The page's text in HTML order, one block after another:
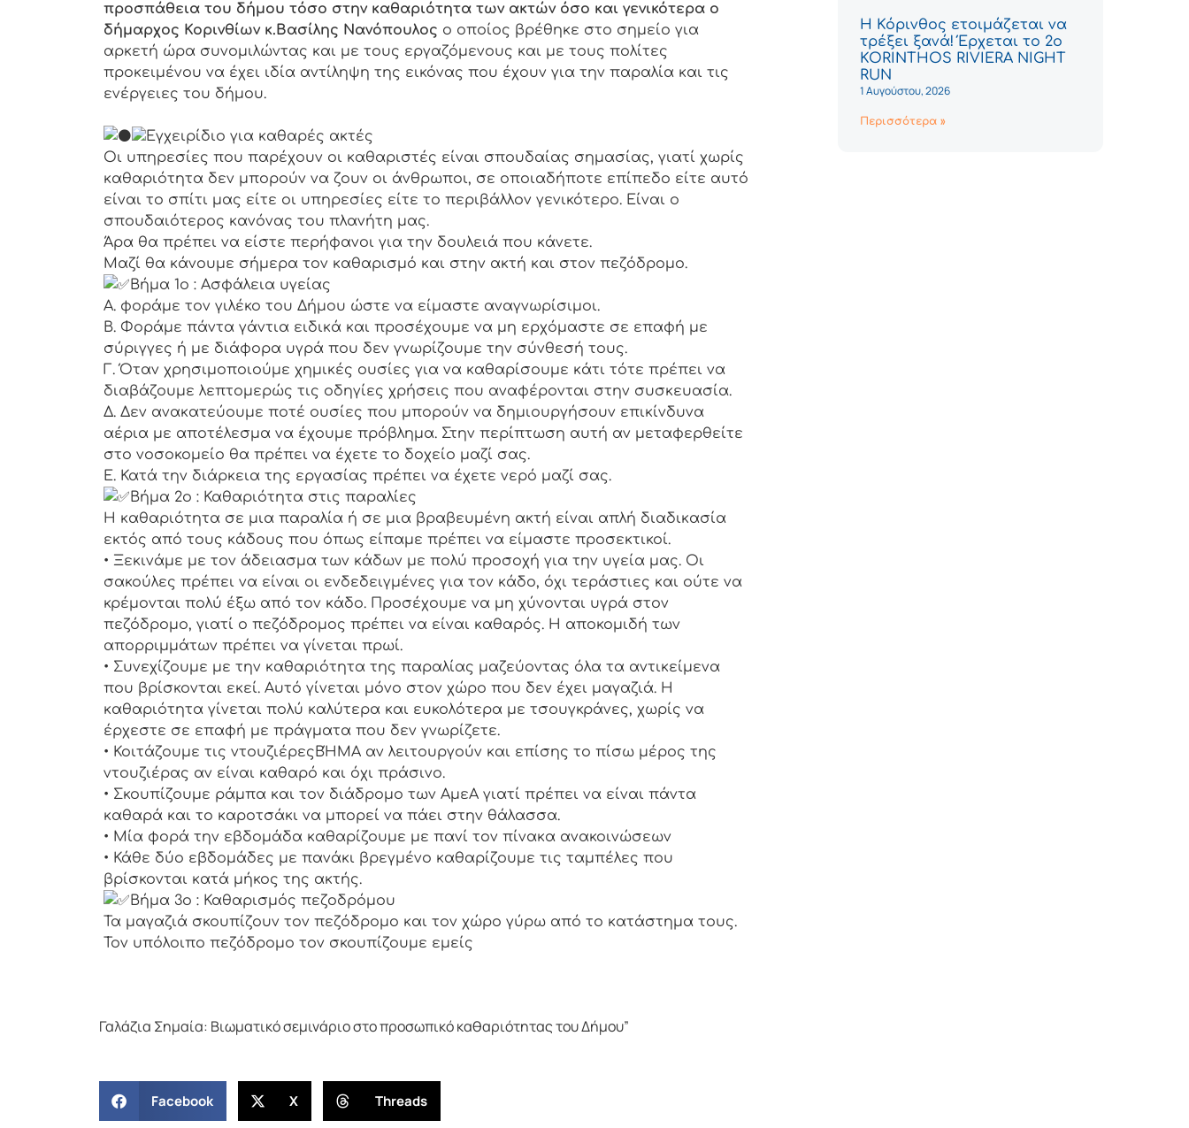
προσπάθεια του δήμου τόσο στην καθαριότητα των ακτών όσο και γενικότερα ο
δήμαρχος Κορινθίων κ.Βασίλης Νανόπουλος ο οποίος βρέθηκε στο σημείο για
αρκετή ώρα συνομιλώντας και με τους εργαζόμενους και με τους πολίτες
προκειμένου να έχει ιδία αντίληψη της εικόνας που έχουν για την παραλία και τις
ενέργειες του δήμου.
Εγχειρίδιο για καθαρές ακτές
Οι υπηρεσίες που παρέχουν οι καθαριστές είναι σπουδαίας σημασίας, γιατί χωρίς
καθαριότητα δεν μπορούν να ζουν οι άνθρωποι, σε οποιαδήποτε επίπεδο είτε αυτό
είναι το σπίτι μας είτε οι υπηρεσίες είτε το περιβάλλον γενικότερο. Είναι ο
σπουδαιότερος κανόνας του πλανήτη μας.
Άρα θα πρέπει να είστε περήφανοι για την δουλειά που κάνετε.
Μαζί θα κάνουμε σήμερα τον καθαρισμό και στην ακτή και στον πεζόδρομο.
Βήμα 1ο : Ασφάλεια υγείας
Α. φοράμε τον γιλέκο του Δήμου ώστε να είμαστε αναγνωρίσιμοι.
Β. Φοράμε πάντα γάντια ειδικά και προσέχουμε να μη ερχόμαστε σε επαφή με
σύριγγες ή με διάφορα υγρά που δεν γνωρίζουμε την σύνθεσή τους.
Γ. Όταν χρησιμοποιούμε χημικές ουσίες για να καθαρίσουμε κάτι τότε πρέπει να
διαβάζουμε λεπτομερώς τις οδηγίες χρήσεις που αναφέρονται στην συσκευασία.
Δ. Δεν ανακατεύουμε ποτέ ουσίες που μπορούν να δημιουργήσουν επικίνδυνα
αέρια με αποτέλεσμα να έχουμε πρόβλημα. Στην περίπτωση αυτή αν μεταφερθείτε
στο νοσοκομείο θα πρέπει να έχετε το δοχείο μαζί σας.
Ε. Κατά την διάρκεια της εργασίας πρέπει να έχετε νερό μαζί σας.
Βήμα 2ο : Καθαριότητα στις παραλίες
Η καθαριότητα σε μια παραλία ή σε μια βραβευμένη ακτή είναι απλή διαδικασία
εκτός από τους κάδους που όπως είπαμε πρέπει να είμαστε προσεκτικοί.
• Ξεκινάμε με τον άδειασμα των κάδων με πολύ προσοχή για την υγεία μας. Οι
σακούλες πρέπει να είναι οι ενδεδειγμένες για τον κάδο, όχι τεράστιες και ούτε να
κρέμονται πολύ έξω από τον κάδο. Προσέχουμε να μη χύνονται υγρά στον
πεζόδρομο, γιατί ο πεζόδρομος πρέπει να είναι καθαρός. Η αποκομιδή των
απορριμμάτων πρέπει να γίνεται πρωί.
• Συνεχίζουμε με την καθαριότητα της παραλίας μαζεύοντας όλα τα αντικείμενα
που βρίσκονται εκεί. Αυτό γίνεται μόνο στον χώρο που δεν έχει μαγαζιά. Η
καθαριότητα γίνεται πολύ καλύτερα και ευκολότερα με τσουγκράνες, χωρίς να
έρχεστε σε επαφή με πράγματα που δεν γνωρίζετε.
• Κοιτάζουμε τις ντουζιέρεςΒΉΜΑ αν λειτουργούν και επίσης το πίσω μέρος της
ντουζιέρας αν είναι καθαρό και όχι πράσινο.
• Σκουπίζουμε ράμπα και τον διάδρομο των ΑμεΑ γιατί πρέπει να είναι πάντα
καθαρά και το καροτσάκι να μπορεί να πάει στην θάλασσα.
• Μία φορά την εβδομάδα καθαρίζουμε με πανί τον πίνακα ανακοινώσεων
• Κάθε δύο εβδομάδες με πανάκι βρεγμένο καθαρίζουμε τις ταμπέλες που
βρίσκονται κατά μήκος της ακτής.
Βήμα 3ο : Καθαρισμός πεζοδρόμου
Τα μαγαζιά σκουπίζουν τον πεζόδρομο και τον χώρο γύρω από τo κατάστημα τους.
Τον υπόλοιπο πεζόδρομο τον σκουπίζουμε εμείς
Η Κόρινθος ετοιμάζεται να
τρέξει ξανά! Έρχεται το 2ο
KORINTHOS RIVIERA NIGHT
RUN
1 Αυγούστου, 2026
Περισσότερα »
Γαλάζια Σημαία: Βιωματικό σεμινάριο στο προσωπικό καθαριότητας του Δήμου”
Facebook X Threads